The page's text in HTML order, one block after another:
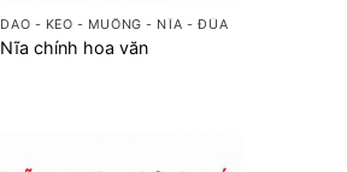
DAO - KÉO - MUỖNG - NĨA - ĐŨA
Nĩa chính hoa văn